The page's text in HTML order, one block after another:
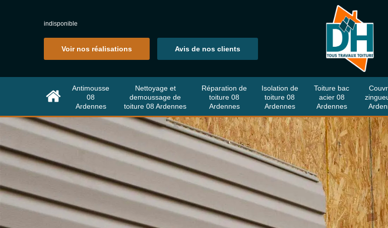
indisponible
Voir nos réalisations Avis de nos clients
Antimousse
08
Ardennes
Nettoyage et
demoussage de
toiture 08 Ardennes
Réparation de
toiture 08
Ardennes
Isolation de
toiture 08
Ardennes
Toiture bac
acier 08
Ardennes